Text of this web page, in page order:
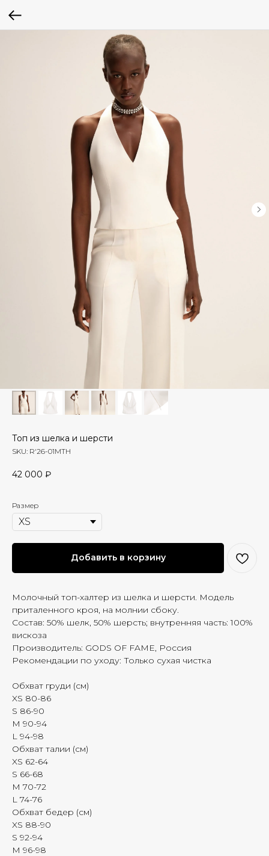
Топ из шелка и шерсти
SKU: R'26-01MTH
42 000 ₽
Размер
Добавить в корзину
Молочный топ-халтер из шелка и шерсти. Модель
приталенного кроя, на молнии сбоку.
Состав: 50% шелк, 50% шерсть; внутренняя часть: 100%
вискоза
Производитель: GODS OF FAME, Россия
Рекомендации по уходу: Только сухая чистка
Обхват груди (см)
XS 80-86
S 86-90
M 90-94
L 94-98
Обхват талии (см)
XS 62-64
S 66-68
M 70-72
L 74-76
Обхват бедер (см)
XS 88-90
S 92-94
M 96-98